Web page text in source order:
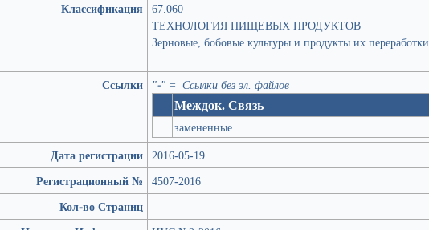
Классификация
67.060
ТЕХНОЛОГИЯ ПИЩЕВЫХ ПРОДУКТОВ
Зерновые, бобовые культуры и продукты их переработки
Ссылки "-" = Ссылки без эл. файлов
Междок. Связь
замененные
Дата регистрации 2016-05-19
Регистрационный №
4507-2016
Кол-во Страниц